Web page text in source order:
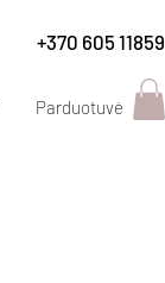
+370 605 11859
Parduotuvė